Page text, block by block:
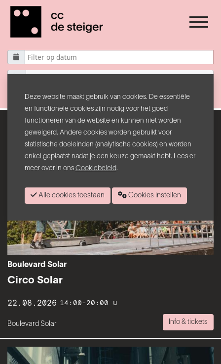
Boulevard Solar
Filter resetten
Boulevard Solar
Circo Solar
22.08.2026 14:00-20:00 u
Boulevard Solar Info & tickets
Deze website maakt gebruik van cookies. De essentiële
en functionele cookies zijn nodig voor het goed
functioneren van de website en kunnen niet worden
geweigerd. Andere cookies worden gebruikt voor
statistische doeleinden (analytische cookies) en worden
enkel geplaatst nadat je een keuze gemaakt hebt. Lees er
meer over in ons Cookiebeleid.
Alle cookies toestaan Cookies instellen